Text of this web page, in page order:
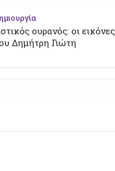
ουρανός: οι εικόνες
Δημήτρη Γιώτη